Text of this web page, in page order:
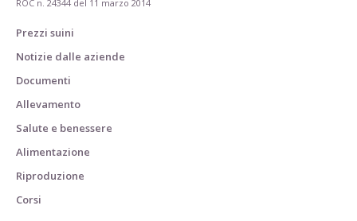
ROC n. 24344 del 11 marzo 2014
Prezzi suini
Notizie dalle aziende
Documenti
Allevamento
Salute e benessere
Alimentazione
Riproduzione
Corsi